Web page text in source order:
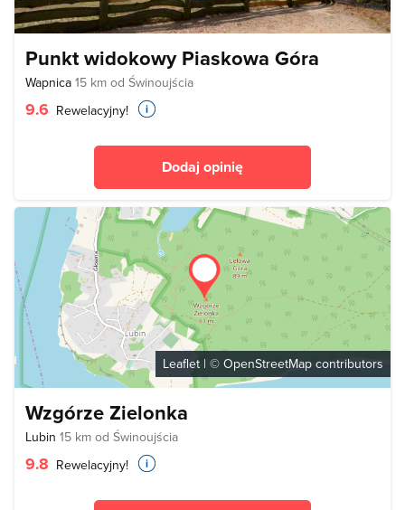
Punkt widokowy Piaskowa Góra
Wapnica 15 km od Świnoujścia
9.6 Rewelacyjny!
Dodaj opinię
Leaflet | © OpenStreetMap contributors
Wzgórze Zielonka
Lubin 15 km od Świnoujścia
9.8 Rewelacyjny!